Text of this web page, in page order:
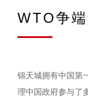
WTO争
锦天城拥有中国第
理中国政府参与了